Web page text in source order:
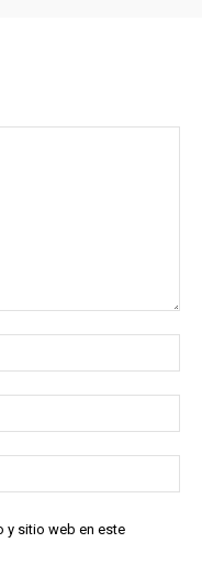
y sitio web en este